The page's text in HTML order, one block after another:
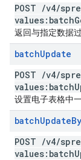
POST /v4/
values:batch
返回与指定数据
batchUpdate
POST /v4/
values:batch
设置电子表格中
batchUpdateBy
POST /v4/
values:batch